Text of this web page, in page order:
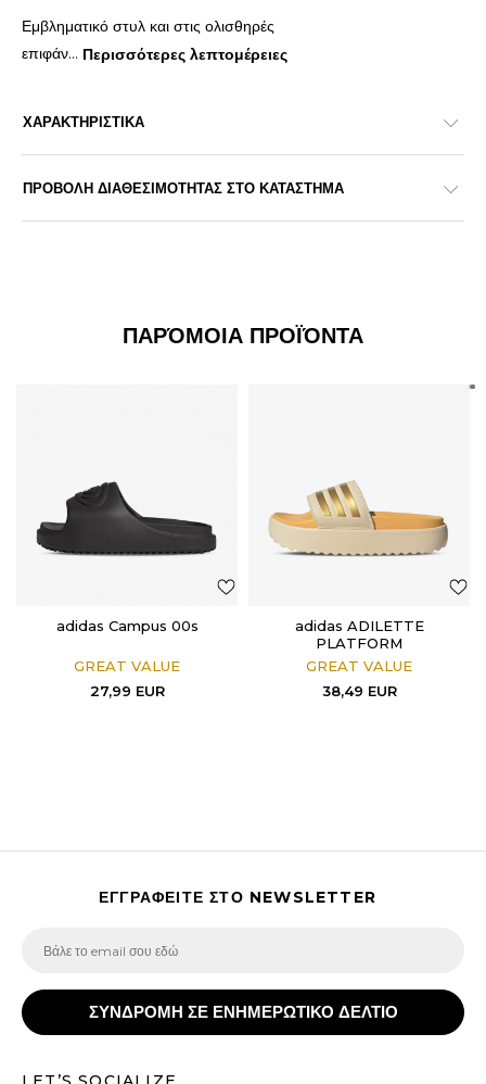
Εμβληματικό στυλ και στις ολισθηρές
επιφάν... Περισσότερες λεπτομέρειες
ΧΑΡΑΚΤΗΡΙΣΤΙΚΑ
ΠΡΟΒΟΛΗ ΔΙΑΘΕΣΙΜΟΤΗΤΑΣ ΣΤΟ ΚΑΤΑΣΤΗΜΑ
ΠΑΡΌΜΟΙΑ ΠΡΟΪΌΝΤΑ
adidas Campus 00s
GREAT VALUE
27,99 EUR
adidas ADILETTE
PLATFORM
GREAT VALUE
38,49 EUR
ΕΓΓΡΑΦΕΙΤΕ ΣΤΟ NEWSLETTER
ΣΥΝΔΡΟΜΗ ΣΕ ΕΝΗΜΕΡΩΤΙΚΟ ΔΕΛΤΙΟ